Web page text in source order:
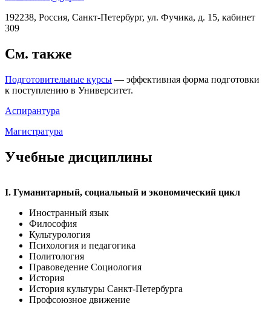
192238, Россия, Санкт-Петербург, ул. Фучика, д. 15, кабинет
309
См. также
Подготовительные курсы — эффективная форма подготовки
к поступлению в Университет.
Аспирантура
Магистратура
Учебные дисциплины
I. Гуманитарный, социальный и экономический цикл
Иностранный язык
Философия
Культурология
Психология и педагогика
Политология
Правоведение Социология
История
История культуры Санкт-Петербурга
Профсоюзное движение